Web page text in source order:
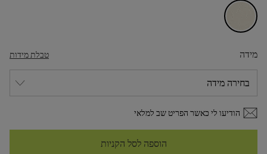
מידה טבלת מידות
הודיעו לי כאשר הפריט שב למלאי
הוספה לסל הקניות